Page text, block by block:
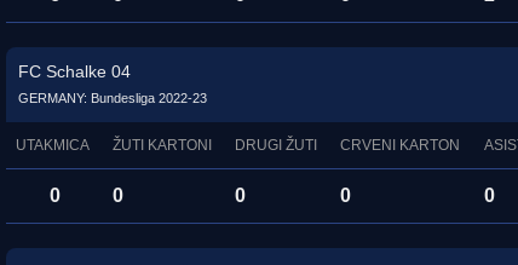
FC Schalke 04
GERMANY: Bundesliga 2022-23
UTAKMICA ŽUTI KARTONI DRUGI ŽUTI CRVENI KARTON
0 0 0 0 0